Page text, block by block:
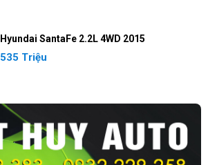
Hyundai SantaFe 2.2L 4WD 2015
535 Triệu